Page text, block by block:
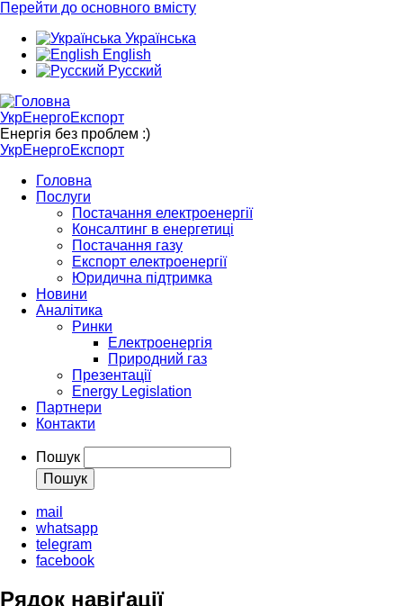
Перейти до основного вмісту
Українська
English
Русский
УкрЕнергоЕкспорт
Енергія без проблем :)
УкрЕнергоЕкспорт
Головна
Послуги
Постачання електроенергії
Консалтинг в енергетиці
Постачання газу
Експорт електроенергії
Юридична підтримка
Новини
Аналітика
Ринки
Електроенергія
Природний газ
Презентації
Energy Legislation
Партнери
Контакти
Пошук
mail
whatsapp
telegram
facebook
Рядок навіґації